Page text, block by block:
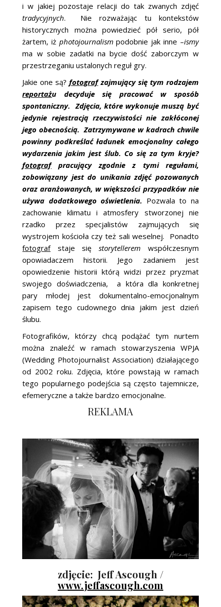
i w jakiej pozostaje relacji do tak zwanych zdjęć
tradycyjnych. Nie rozważając tu kontekstów
historycznych można powiedzieć pół serio, pół
żartem, iż photojournalismpodobnie jak inne –ismy
ma w sobie zadatki na bycie dość zaborczym w
przestrzeganiu ustalonych reguł gry.
Jakie one są?fotografzajmujący się tym rodzajem
reportażu decyduje się pracować w sposób
spontaniczny. Zdjęcia, które wykonuje muszą być
jedynie rejestracją rzeczywistości nie zakłóconej
jego obecnością. Zatrzymywane w kadrach chwile
powinny podkreślać ładunek emocjonalny całego
wydarzenia jakim jest ślub. Co się za tym kryje?
fotografpracujący zgodnie z tymi regułami,
zobowiązany jest do unikania zdjęć pozowanych
oraz aranżowanych, w większości przypadków nie
używa dodatkowego oświetlenia. Pozwala to na
zachowanie klimatu i atmosfery stworzonej nie
rzadko przez specjalistów zajmujących się
wystrojem kościoła czy też sali weselnej. Ponadto
fotografstaje sięstorytellerem współczesnym
opowiadaczem historii. Jego zadaniem jest
opowiedzenie historii którą widzi przez pryzmat
swojego doświadczenia, a która dla konkretnej
pary młodej jest dokumentalno-emocjonalnym
zapisem tego cudownego dnia jakim jest dzień
ślubu.
Fotografików, którzy chcą podążać tym nurtem
można znaleźć w ramach stowarzyszenia WPJA
(Wedding Photojournalist Association) działającego
od 2002 roku. Zdjęcia, które powstają w ramach
tego popularnego podejścia są często tajemnicze,
efemeryczne a także bardzo emocjonalne.
REKLAMA
zdjęcie: Jeff Ascough /
www.jeffascough.com